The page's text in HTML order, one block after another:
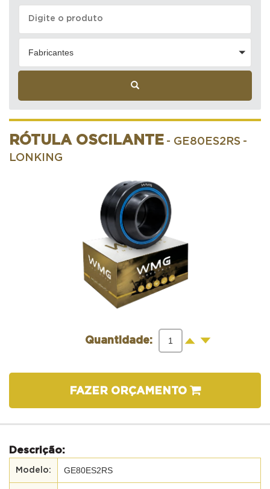
Fabricantes
RÓTULA OSCILANTE - GE80ES2RS -
LONKING
Quantidade: + -
FAZER ORÇAMENTO
Descrição:
GE80ES2RS